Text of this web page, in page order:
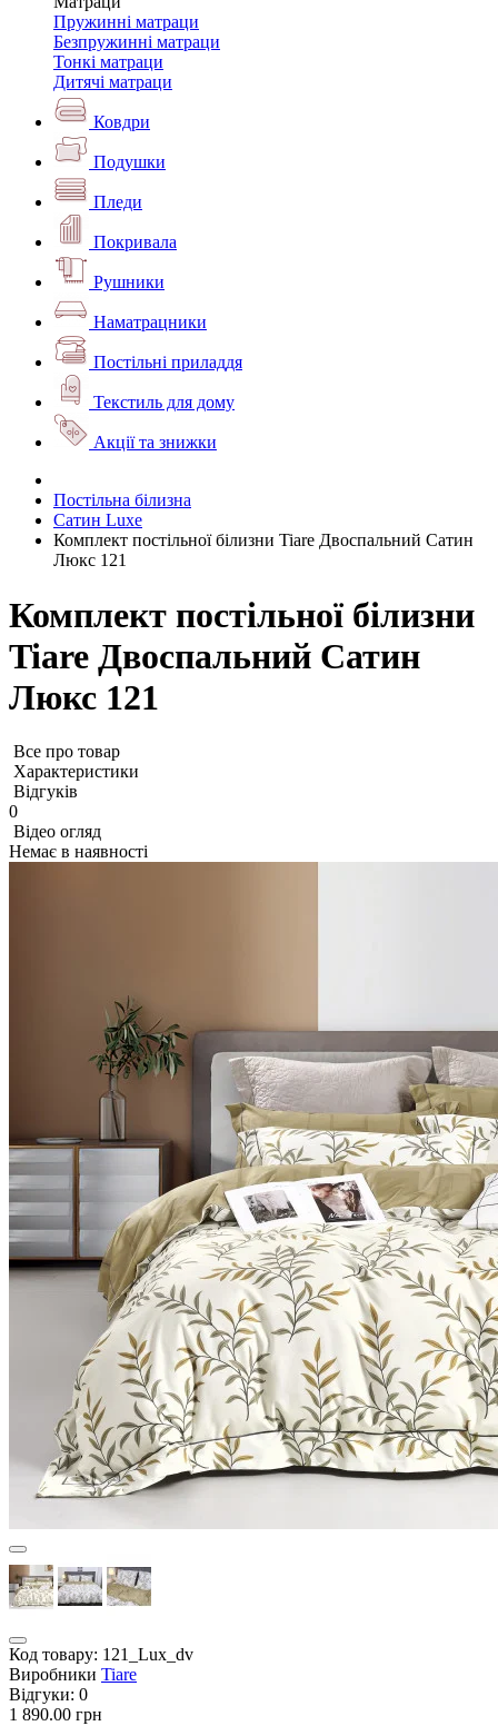
Пружинні матраци
Безпружинні матраци
Тонкі матраци
Дитячі матраци
Ковдри
Подушки
Пледи
Покривала
Рушники
Наматрацники
Постільні приладдя
Текстиль для дому
Акції та знижки
Постільна білизна
Сатин Luxe
Комплект постільної білизни Tiare Двоспальний Сатин
Люкс 121
Комплект постільної білизни
Tiare Двоспальний Сатин
Люкс 121
Все про товар
Характеристики
Відгуків
0
Відео огляд
Немає в наявності
Код товару: 121_Lux_dv
Виробники Tiare
Відгуки: 0
1 890.00 грн